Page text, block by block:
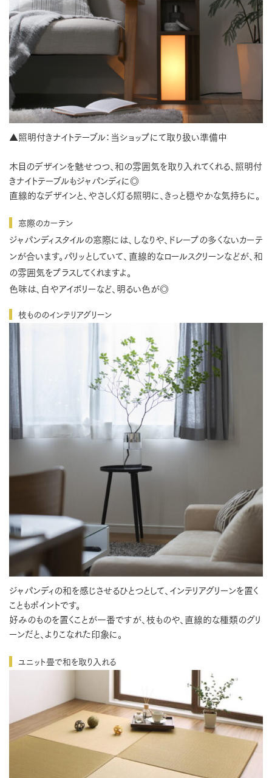
▲照明付きナイトテーブル：当ショップにて取り扱い準備中
木目のデザインを魅せつつ、和の雰囲気を取り入れてくれる、照明付
きナイトテーブルもジャパンディに◎
直線的なデザインと、やさしく灯る照明に、きっと穏やかな気持ちに。
窓際のカーテン
ジャパンディスタイルの窓際には、しなりや、ドレープの多くないカーテ
ンが合います。パリッとしていて、直線的なロールスクリーンなどが、和
の雰囲気をプラスしてくれますよ。
色味は、白やアイボリーなど、明るい色が◎
枝もののインテリアグリーン
ジャパンディの和を感じさせるひとつとして、インテリアグリーンを置く
こともポイントです。
好みのものを置くことが一番ですが、枝ものや、直線的な種類のグリ
ーンだと、よりこなれた印象に。
ユニット畳で和を取り入れる